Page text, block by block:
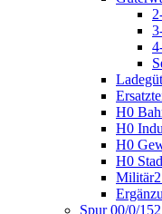
H0
H0
H0
H0
Militär
Spur 00/0/1 52